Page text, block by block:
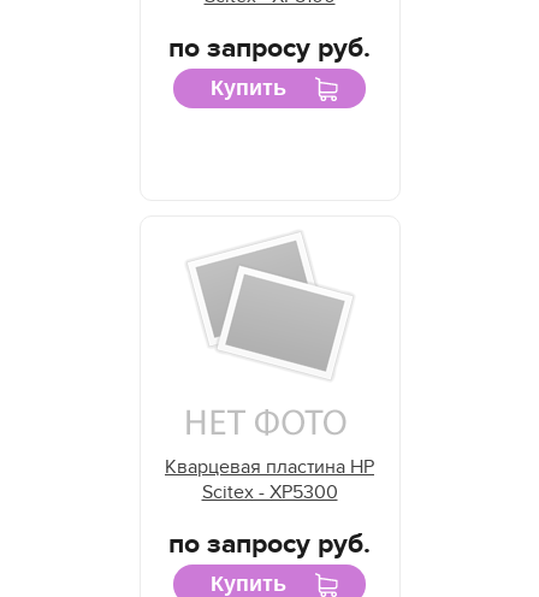
по запросу руб.
Купить
Кварцевая пластина HP
Scitex - XP5300
по запросу руб.
Купить